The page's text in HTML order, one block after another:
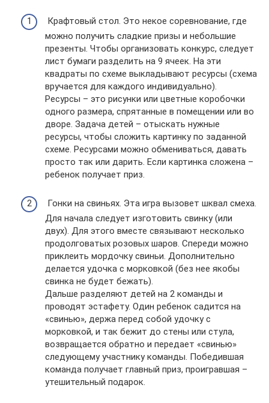
Крафтовый стол. Это некое соревнование, где
можно получить сладкие призы и небольшие
презенты. Чтобы организовать конкурс, следует
лист бумаги разделить на 9 ячеек. На эти
квадраты по схеме выкладывают ресурсы (схема
вручается для каждого индивидуально).
Ресурсы – это рисунки или цветные коробочки
одного размера, спрятанные в помещении или во
дворе. Задача детей – отыскать нужные
ресурсы, чтобы сложить картинку по заданной
схеме. Ресурсами можно обмениваться, давать
просто так или дарить. Если картинка сложена –
ребенок получает приз.
Гонки на свиньях. Эта игра вызовет шквал смеха.
Для начала следует изготовить свинку (или
двух). Для этого вместе связывают несколько
продолговатых розовых шаров. Спереди можно
приклеить мордочку свиньи. Дополнительно
делается удочка с морковкой (без нее якобы
свинка не будет бежать).
Дальше разделяют детей на 2 команды и
проводят эстафету. Один ребенок садится на
«свинью», держа перед собой удочку с
морковкой, и так бежит до стены или стула,
возвращается обратно и передает «свинью»
следующему участнику команды. Победившая
команда получает главный приз, проигравшая –
утешительный подарок.